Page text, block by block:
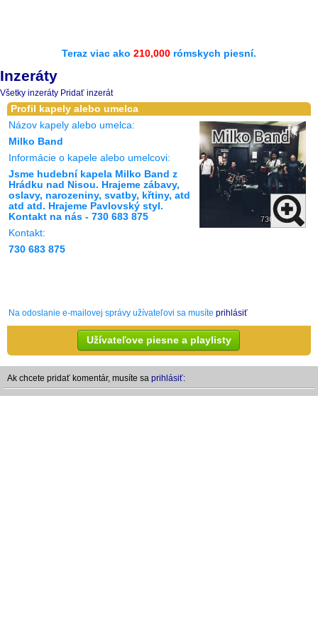
Teraz viac ako 210,000 rómskych piesní.
Inzeráty
Všetky inzeráty Pridať inzerát
Profil kapely alebo umelca
Názov kapely alebo umelca:
Milko Band
Informácie o kapele alebo umelcovi:
Jsme hudební kapela Milko Band z
Hrádku nad Nisou. Hrajeme zábavy,
oslavy, narozeniny, svatby, křtiny, atd
atd atd. Hrajeme Pavlovský styl.
Kontakt na nás - 730 683 875
Kontakt:
730 683 875
Na odoslanie e-mailovej správy užívateľovi sa musíte prihlásiť
Užívateľove piesne a playlisty
Ak chcete pridať komentár, musíte sa prihlásiť: